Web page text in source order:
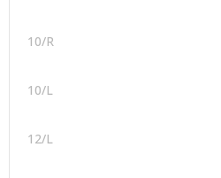
10/R
10/L
12/L